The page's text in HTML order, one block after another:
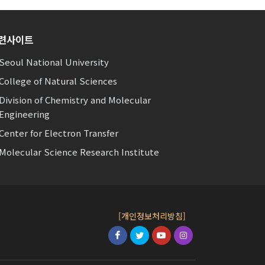
사이트
National University
of Natural Sciences
of Chemistry and Molecular
for Electron Transfer
Science Research Institute
[개인정보처리방침]